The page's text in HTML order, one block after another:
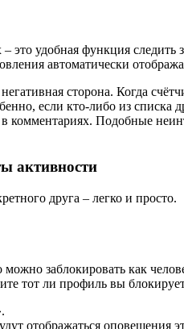
это удобная функция
автоматически
сторона. Когда
если кто-либо из списка
комментариях. Подобные
активности
друга – легко и просто.
заблокировать как
тот ли профиль вы
отображаться оповещения